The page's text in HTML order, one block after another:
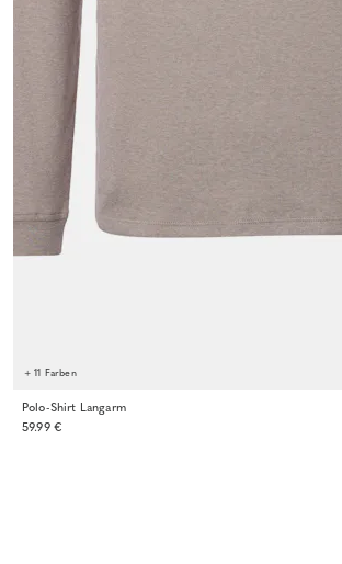
+ 11 Farben
Polo-Shirt Langarm
59.99 €